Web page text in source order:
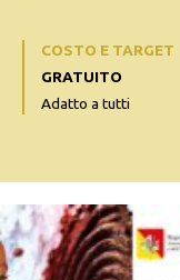
COSTO E TARGET
GRATUITO
Adatto a tutti